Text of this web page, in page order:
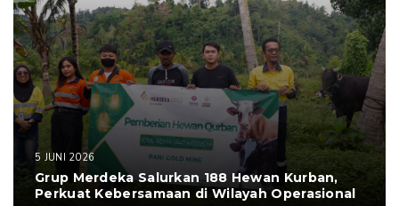
5 JUNI 2026
Grup Merdeka Salurkan 188 Hewan Kurban,
Perkuat Kebersamaan di Wilayah Operasional